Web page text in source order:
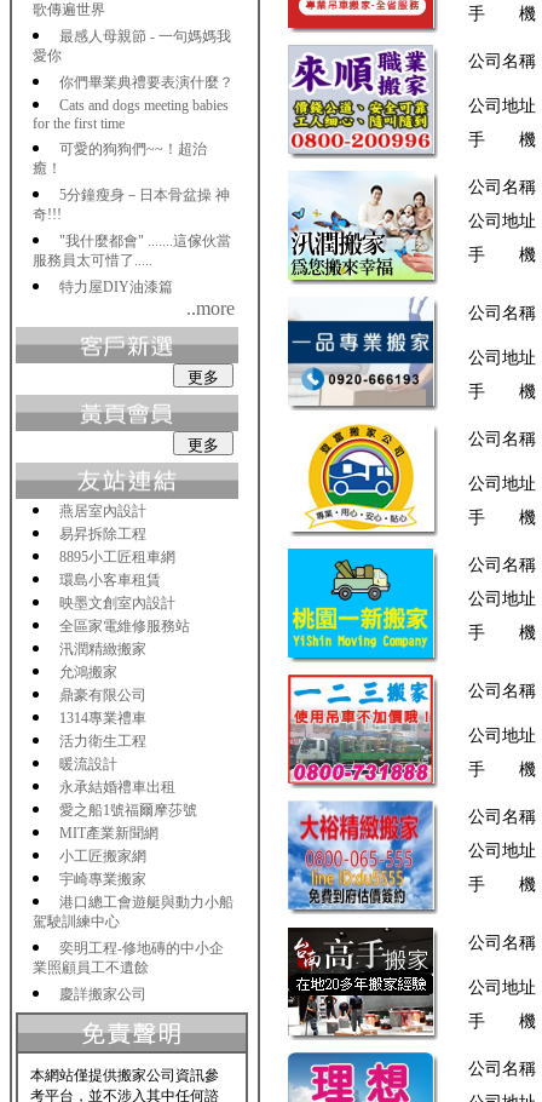
歌傳遍世界
最感人母親節 - 一句媽媽我
愛你
你們畢業典禮要表演什麼？
Cats and dogs meeting babies
for the first time
可愛的狗狗們~~！超治
癒！
5分鐘瘦身－日本骨盆操 神
奇!!!
"我什麼都會" .......這傢伙當
服務員太可惜了.....
特力屋DIY油漆篇
..more
燕居室內設計
易昇拆除工程
8895小工匠租車網
環島小客車租賃
映墨文創室內設計
全區家電維修服務站
汛潤精緻搬家
允鴻搬家
鼎豪有限公司
1314專業禮車
活力衛生工程
暖流設計
永承結婚禮車出租
愛之船1號福爾摩莎號
MIT產業新聞網
小工匠搬家網
宇崎專業搬家
港口總工會遊艇與動力小船
駕駛訓練中心
奕明工程-修地磚的中小企
業照顧員工不遺餘
慶詳搬家公司
本網站僅提供搬家公司資訊參
考平台，並不涉入其中任何諮
手 機
公司名稱
公司地址
手 機
公司名稱
公司地址
手 機
公司名稱
公司地址
手 機
公司名稱
公司地址
手 機
公司名稱
公司地址
手 機
公司名稱
公司地址
手 機
公司名稱
公司地址
手 機
公司名稱
公司地址
手 機
公司名稱